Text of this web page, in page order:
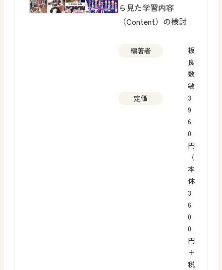
ら見た学習内容
（Content）の検討
編著者
板
良
敷
敏
定価
3
9
6
0
円
（
本
体
3
6
0
0
円
＋
税